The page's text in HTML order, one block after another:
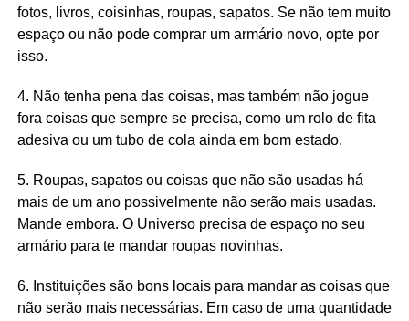
fotos, livros, coisinhas, roupas, sapatos. Se não tem muito
espaço ou não pode comprar um armário novo, opte por
isso.
4. Não tenha pena das coisas, mas também não jogue
fora coisas que sempre se precisa, como um rolo de fita
adesiva ou um tubo de cola ainda em bom estado.
5. Roupas, sapatos ou coisas que não são usadas há
mais de um ano possivelmente não serão mais usadas.
Mande embora. O Universo precisa de espaço no seu
armário para te mandar roupas novinhas.
6. Instituições são bons locais para mandar as coisas que
não serão mais necessárias. Em caso de uma quantidade